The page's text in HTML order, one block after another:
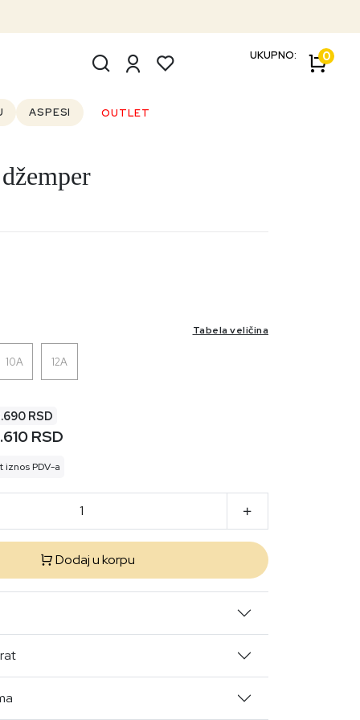
0
UKUPNO:
ASPESI OUTLET
Tabela veličina
10A 12A
RSD
RSD
iznos PDV-a
Dodaj u korpu